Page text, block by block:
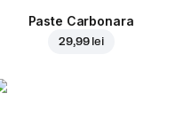
Paste Carbonara
29,99 lei